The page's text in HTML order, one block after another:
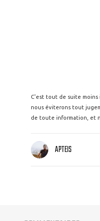
C'est tout de suite moins
nous éviterons tout
de toute information, et
APTEIS